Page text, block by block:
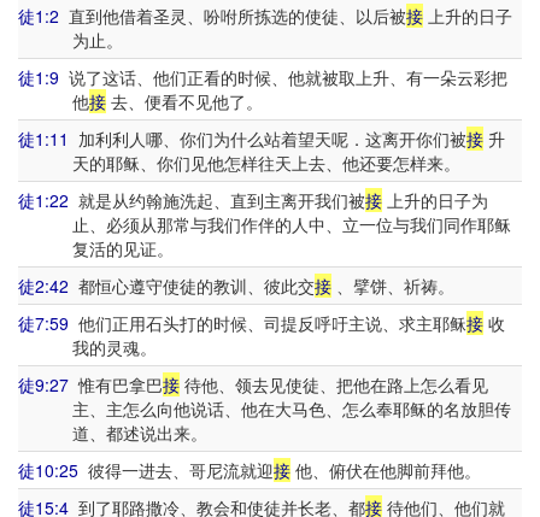
徒1:2 直到他借着圣灵、吩咐所拣选的使徒、以后被接 上升的日子
为止。
徒1:9 说了这话、他们正看的时候、他就被取上升、有一朵云彩把
他接去、便看不见他了。
徒1:11 加利利人哪、你们为什么站着望天呢．这离开你们被接 升
天的耶稣、你们见他怎样往天上去、他还要怎样来。
徒1:22 就是从约翰施洗起、直到主离开我们被接 上升的日子为
止、必须从那常与我们作伴的人中、立一位与我们同作耶稣
复活的见证。
徒2:42 都恒心遵守使徒的教训、彼此交接 、擘饼、祈祷。
徒7:59 他们正用石头打的时候、司提反呼吁主说、求主耶稣接 收
我的灵魂。
徒9:27 惟有巴拿巴接 待他、领去见使徒、把他在路上怎么看见
主、主怎么向他说话、他在大马色、怎么奉耶稣的名放胆传
道、都述说出来。
徒10:25 彼得一进去、哥尼流就迎接 他、俯伏在他脚前拜他。
徒15:4 到了耶路撒冷、教会和使徒并长老、都接 待他们、他们就